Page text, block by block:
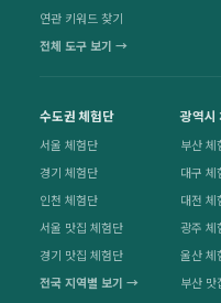
연관 키워드 찾기
전체 도구 보기 →
수도권 체험단
서울 체험단
경기 체험단
인천 체험단
서울 맛집 체험단
경기 맛집 체험단
전국 지역별 보기 →
광역시
부산 체
대구 체
대전 체
광주 체
울산 체
부산 맛